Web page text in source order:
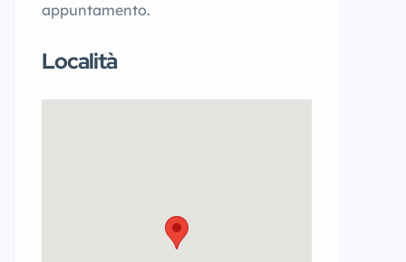
appuntamento.
Località